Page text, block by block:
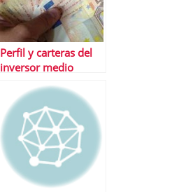
Perfil y carteras del
inversor medio
Operadores
bursÃ¡tiles minoristas
online